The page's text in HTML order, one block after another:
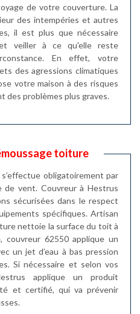
de votre couverture. La
des intempéries et autres
il est plus que nécessaire
veiller à ce qu'elle reste
En effet, votre
des agressions climatiques
votre maison à des risques
des problèmes plus graves.
toiture
obligatoirement par
de vent. Couvreur à Hestrus
sécurisées dans le respect
spécifiques. Artisan
nettoie la surface du toit à
couvreur 62550 applique un
un jet d’eau à bas pression
Si nécessaire et selon vos
applique un produit
et certifié, qui va prévenir